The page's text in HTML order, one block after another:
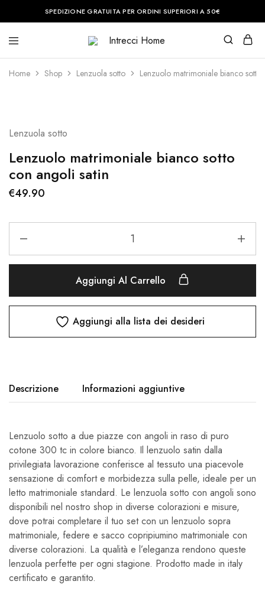
SPEDIZIONE GRATUITA PER ORDINI SUPERIORI A 50€
Intrecci
Home
è
posto
a
perfetta.
Home Shop Lenzuola sotto Lenzuolo matrimoniale bianco sotto
Lenzuola sotto
Lenzuolo matrimoniale bianco sotto
con angoli satin
€49.90
Aggiungi Al Carrello
Aggiungi alla lista dei desideri
Descrizione Informazioni aggiuntive
Lenzuolo sotto a due piazze con angoli in raso di puro
cotone 300 tc in colore bianco. Il lenzuolo satin dalla
privilegiata lavorazione conferisce al tessuto una piacevole
sensazione di comfort e morbidezza sulla pelle, ideale per un
letto matrimoniale standard. Le lenzuola sotto con angoli sono
disponibili nel nostro shop in diverse colorazioni e misure,
dove potrai completare il tuo set con un lenzuolo sopra
matrimoniale, federe e sacco copripiumino matrimoniale con
diverse colorazioni. La qualità e l’eleganza rendono queste
lenzuola perfette per ogni stagione. Prodotto made in italy
certificato e garantito.